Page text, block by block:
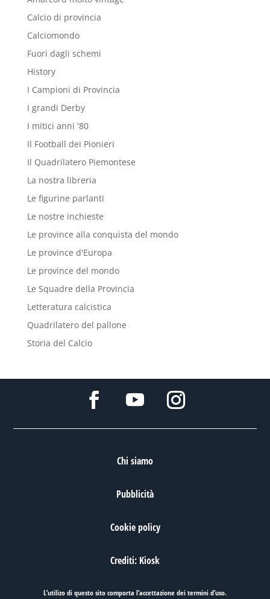
Calcio di provincia
Calciomondo
Fuori dagli schemi
History
I Campioni di Provincia
I grandi Derby
I mitici anni '80
Il Football dei Pionieri
Il Quadrilatero Piemontese
La nostra libreria
Le figurine parlanti
Le nostre inchieste
Le province alla conquista del mondo
Le province d'Europa
Le province del mondo
Le Squadre della Provincia
Letteratura calcistica
Quadrilatero del pallone
Storia del Calcio
Chi siamo
Pubblicità
Cookie policy
Crediti: Kiosk
L’utilizo di questo sito comporta l’accettazione deitermini d’uso.